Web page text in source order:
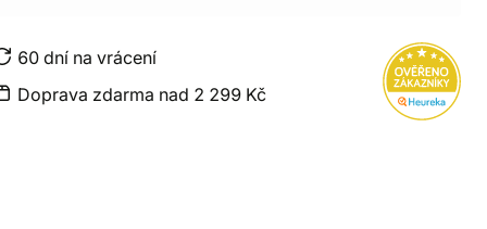
60 dní na vrácení
Doprava zdarma nad 2 299 Kč